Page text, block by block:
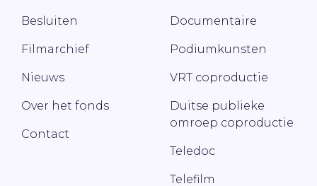
Besluiten
Filmarchief
Nieuws
Over het fonds
Contact
Documentaire
Podiumkunsten
VRT coproductie
Duitse publieke
omroep coproductie
Teledoc
Telefilm